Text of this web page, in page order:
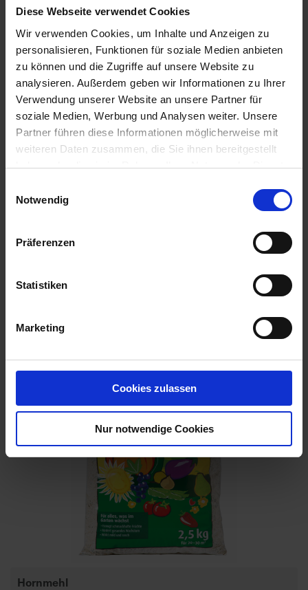
Diese Webseite verwendet Cookies
Wir verwenden Cookies, um Inhalte und Anzeigen zu
personalisieren, Funktionen für soziale Medien anbieten
zu können und die Zugriffe auf unsere Website zu
analysieren. Außerdem geben wir Informationen zu Ihrer
Verwendung unserer Website an unsere Partner für
soziale Medien, Werbung und Analysen weiter. Unsere
Partner führen diese Informationen möglicherweise mit
weiteren Daten zusammen, die Sie ihnen bereitgestellt
haben oder die sie im Rahmen Ihrer Nutzung der Dienste
Notwendig
Präferenzen
Statistiken
Marketing
Cookies zulassen
Nur notwendige Cookies
Artikel-Nr.: 7000776-01
Hornmehl